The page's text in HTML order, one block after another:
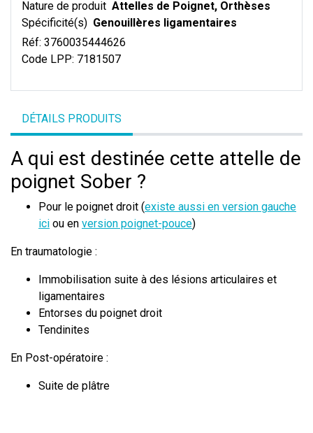
Nature de produit Attelles de Poignet, Orthèses
Spécificité(s) Genouillères ligamentaires
Réf: 3760035444626
Code LPP: 7181507
DÉTAILS PRODUITS
A qui est destinée cette attelle de
poignet Sober ?
Pour le poignet droit (existe aussi en version gauche
ici ou en version poignet-pouce)
En traumatologie :
Immobilisation suite à des lésions articulaires et
ligamentaires
Entorses du poignet droit
Tendinites
En Post-opératoire :
Suite de plâtre